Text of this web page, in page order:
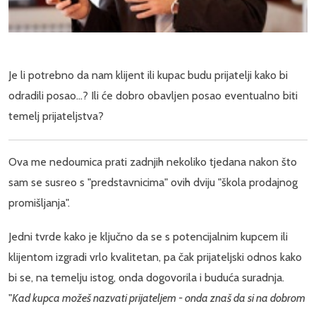
Je li potrebno da nam klijent ili kupac budu prijatelji kako bi
odradili posao...? Ili će dobro obavljen posao eventualno biti
temelj prijateljstva?
Ova me nedoumica prati zadnjih nekoliko tjedana nakon što
sam se susreo s "predstavnicima" ovih dviju "škola prodajnog
promišljanja".
Jedni tvrde kako je ključno da se s potencijalnim kupcem ili
klijentom izgradi vrlo kvalitetan, pa čak prijateljski odnos kako
bi se, na temelju istog, onda dogovorila i buduća suradnja.
"Kad kupca možeš nazvati prijateljem - onda znaš da si na dobrom